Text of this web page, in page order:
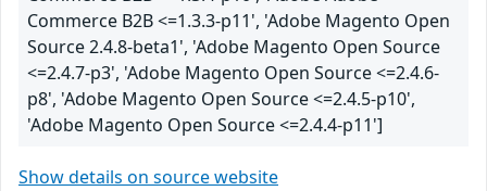
Commerce B2B <=1.3.3-p11', 'Adobe Magento Open
Source 2.4.8-beta1', 'Adobe Magento Open Source
<=2.4.7-p3', 'Adobe Magento Open Source <=2.4.6-
p8', 'Adobe Magento Open Source <=2.4.5-p10',
'Adobe Magento Open Source <=2.4.4-p11']
Show details on source website